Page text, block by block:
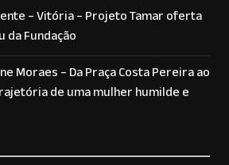
– Vitória – Projeto Tamar oferta
da Fundação
Moraes – Da Praça Costa Pereira ao
de uma mulher humilde e